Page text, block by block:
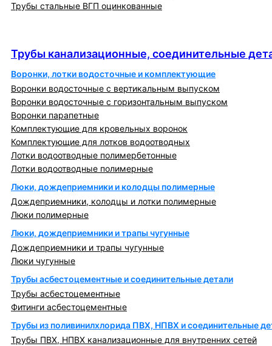
Трубы стальные ВГП оцинкованные
Трубы канализационные, соединительные
Воронки, лотки водосточные и комплектующие
Воронки водосточные с вертикальным выпуском
Воронки водосточные с горизонтальным выпуском
Воронки парапетные
Комплектующие для кровельных воронок
Комплектующие для лотков водоотводных
Лотки водоотводные полимербетонные
Лотки водоотводные полимерные
Люки, дождеприемники и колодцы полимерные
Дождеприемники, колодцы и лотки полимерные
Люки полимерные
Люки, дождеприемники и трапы чугунные
Дождеприемники и трапы чугунные
Люки чугунные
Трубы асбестоцементные и соединительные детали
Трубы асбестоцементные
Фитинги асбестоцементные
Трубы из поливинилхлорида ПВХ, НПВХ и соединительные
Трубы ПВХ, НПВХ канализационные для внутренних сетей